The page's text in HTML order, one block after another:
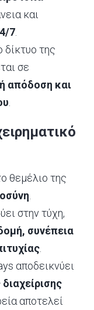
και
7.
δίκτυο της
σε
απόδοση και
.
θεμέλιο της
.
στην τύχη,
συνέπεια
.
αποδεικνύει
αποτελεί